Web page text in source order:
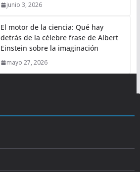
junio 3, 2026
El motor de la ciencia: Qué hay
detrás de la célebre frase de Albert
Einstein sobre la imaginación
mayo 27, 2026